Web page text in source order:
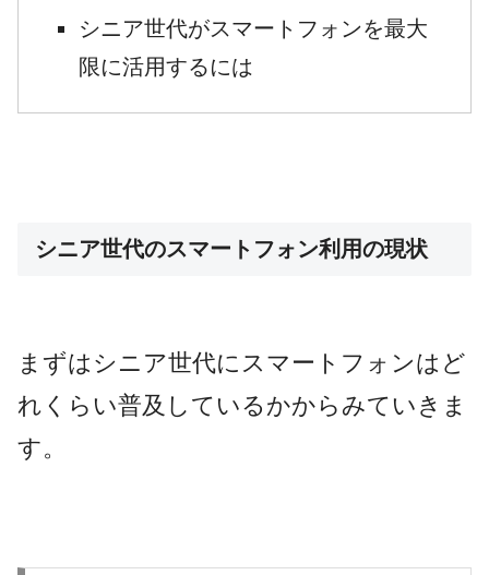
シニア世代がスマートフォンを最大
限に活用するには
シニア世代のスマートフォン利用の現状
まずはシニア世代にスマートフォンはど
れくらい普及しているかからみていきま
す。